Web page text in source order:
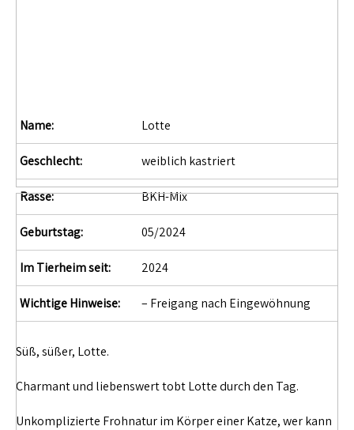
Name: Lotte
Geschlecht: weiblich kastriert
Rasse: BKH-Mix
Geburtstag: 05/2024
Im Tierheim seit: 2024
Wichtige Hinweise: – Freigang nach Eingewöhnung
Süß, süßer, Lotte.
Charmant und liebenswert tobt Lotte durch den Tag.
Unkomplizierte Frohnatur im Körper einer Katze, wer kann